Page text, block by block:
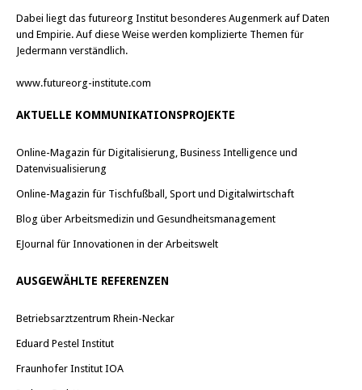
Dabei liegt das futureorg Institut besonderes Augenmerk auf Daten
und Empirie. Auf diese Weise werden komplizierte Themen für
Jedermann verständlich.
www.futureorg-institute.com
AKTUELLE KOMMUNIKATIONSPROJEKTE
Online-Magazin für Digitalisierung, Business Intelligence und
Datenvisualisierung
Online-Magazin für Tischfußball, Sport und Digitalwirtschaft
Blog über Arbeitsmedizin und Gesundheitsmanagement
EJournal für Innovationen in der Arbeitswelt
AUSGEWÄHLTE REFERENZEN
Betriebsarztzentrum Rhein-Neckar
Eduard Pestel Institut
Fraunhofer Institut IOA